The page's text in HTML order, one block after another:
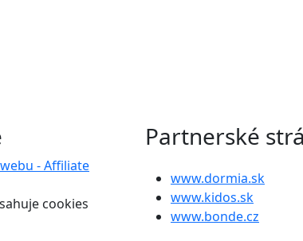
- Affiliate
cookies
Partnerské
www.dormia.sk
www.kidos.sk
www.bonde.cz